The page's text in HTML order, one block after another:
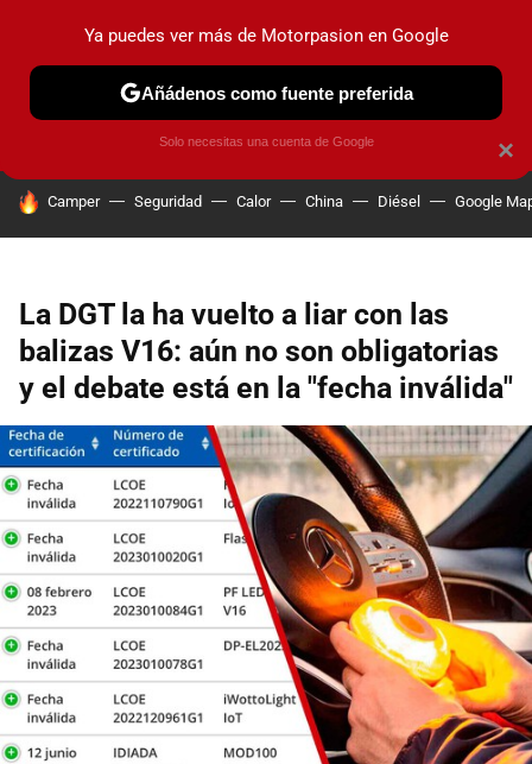
PRUEBAS COCHES ELÉCTRICOS OBSERVATORIO
HOY SE HABLA DE
Camper Seguridad Calor China Diésel Google
La DGT la ha vuelto a liar con las
balizas V16: aún no son obligatorias
y el debate está en la "fecha inválida"
×
Ya puedes ver más de Motorpasion en Google
Añádenos como fuente preferida
Solo necesitas una cuenta de Google